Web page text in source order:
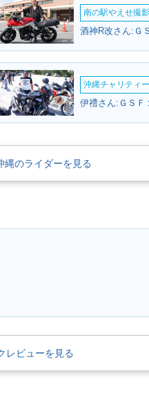
南の駅やえせ撮
酒神R改さん:Ｇ
沖縄チャリティ
伊禮さん:ＧＳＦ
縄のライダーを見る
レビューを見る